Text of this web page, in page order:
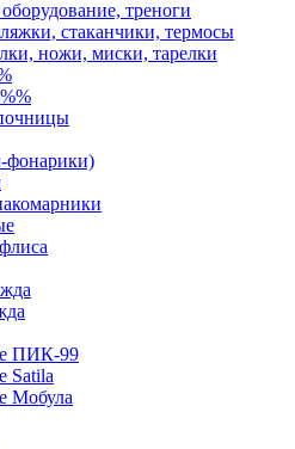
треноги
стаканчики, термосы
ножи, миски, тарелки
фонарики)
ПИК-99
Satila
Мобула